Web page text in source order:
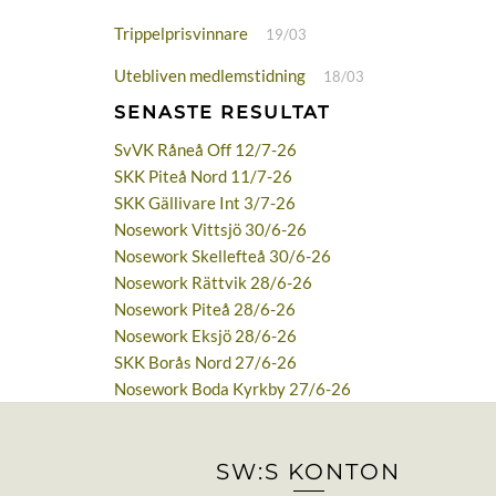
Trippelprisvinnare 19/03
Utebliven medlemstidning 18/03
SENASTE RESULTAT
SvVK Råneå Off 12/7-26
SKK Piteå Nord 11/7-26
SKK Gällivare Int 3/7-26
Nosework Vittsjö 30/6-26
Nosework Skellefteå 30/6-26
Nosework Rättvik 28/6-26
Nosework Piteå 28/6-26
Nosework Eksjö 28/6-26
SKK Borås Nord 27/6-26
Nosework Boda Kyrkby 27/6-26
SW:S KONTON